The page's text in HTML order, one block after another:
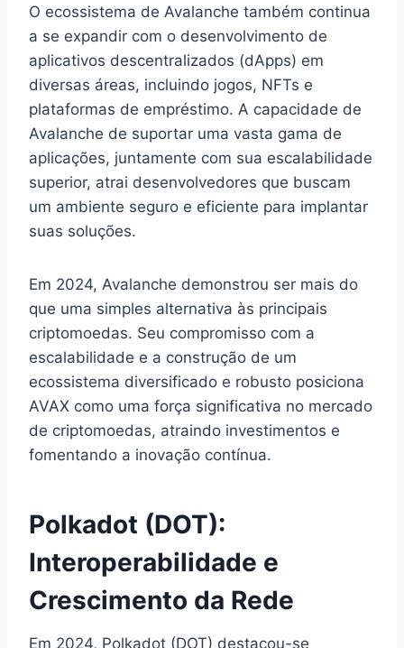
O ecossistema de Avalanche também continua
a se expandir com o desenvolvimento de
aplicativos descentralizados (dApps) em
diversas áreas, incluindo jogos, NFTs e
plataformas de empréstimo. A capacidade de
Avalanche de suportar uma vasta gama de
aplicações, juntamente com sua escalabilidade
superior, atrai desenvolvedores que buscam
um ambiente seguro e eficiente para implantar
suas soluções.
Em 2024, Avalanche demonstrou ser mais do
que uma simples alternativa às principais
criptomoedas. Seu compromisso com a
escalabilidade e a construção de um
ecossistema diversificado e robusto posiciona
AVAX como uma força significativa no mercado
de criptomoedas, atraindo investimentos e
fomentando a inovação contínua.
Polkadot (DOT):
Interoperabilidade e
Crescimento da Rede
Em 2024, Polkadot (DOT) destacou-se